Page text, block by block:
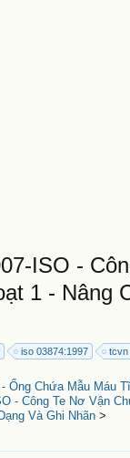
ISO -
1 - Nâng
iso 03874:1997 tcvn
Ống Chứa Mẫu Máu
- Công Te Nơ Vận
Dạng Và Ghi Nhãn >